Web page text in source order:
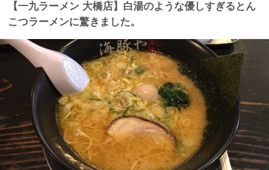
【一九ラーメン 大橋店】白湯のような優しすぎるとん
こつラーメンに驚きました。